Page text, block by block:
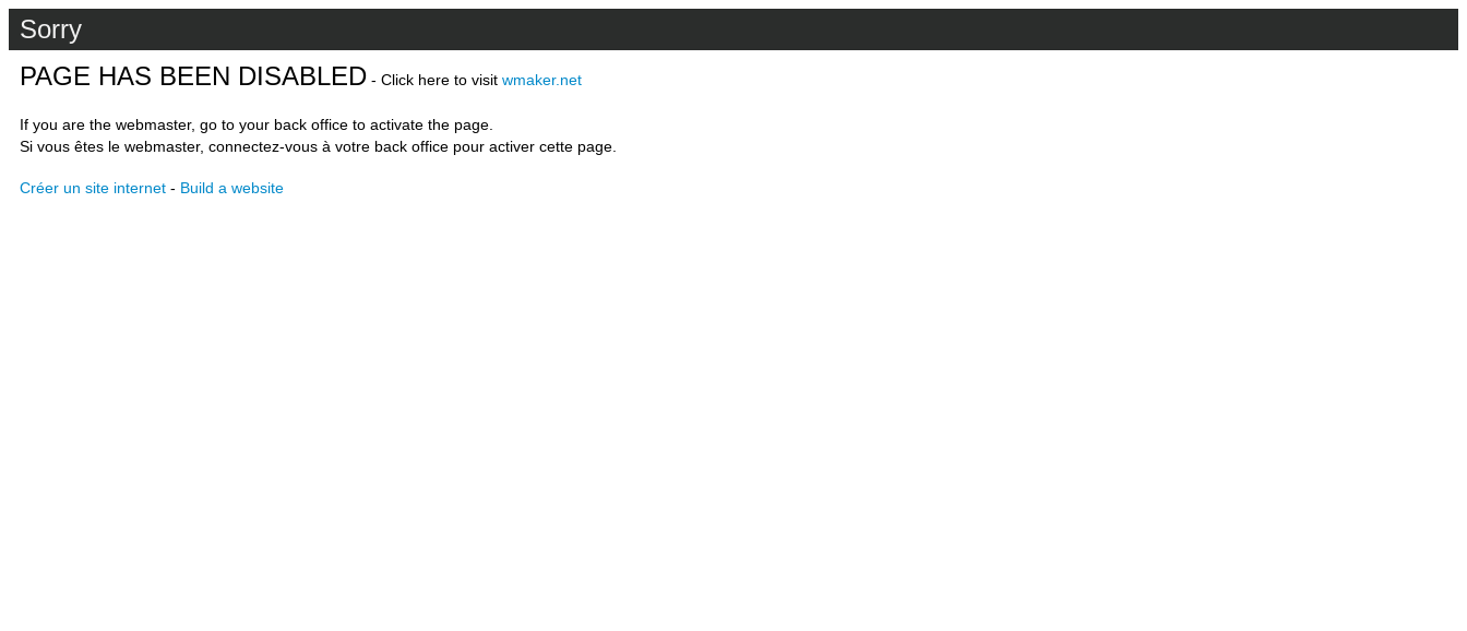
Sorry
PAGE HAS BEEN DISABLED - Click here to visit wmaker.net
If you are the webmaster, go to your back office to activate the page.
Si vous êtes le webmaster, connectez-vous à votre back office pour activer cette page.
Créer un site internet - Build a website